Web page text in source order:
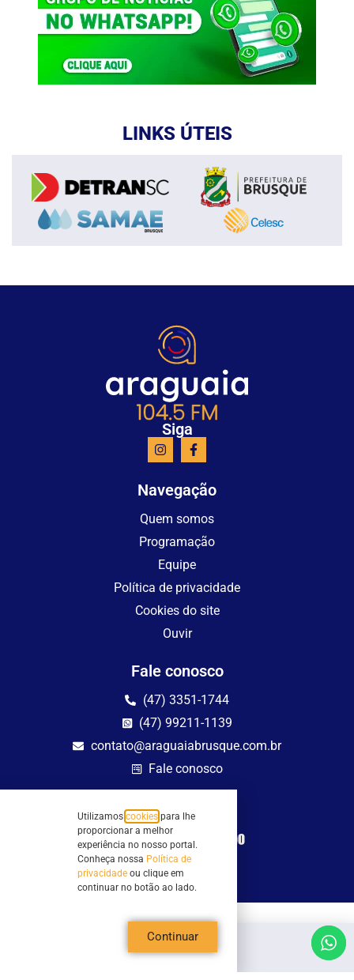
LINKS ÚTEIS
Siga
Navegação
Quem somos
Programação
Equipe
Política de privacidade
Cookies do site
Ouvir
Fale conosco
(47) 3351-1744
(47) 99211-1139
contato@araguaiabrusque.com.br
Fale conosco
Site seguro
Todos os direitos reservados - Sociedade Rádio Araguaia de Brusque Ltda -
CNPJ 82.983.230/0001-82
Mathilde Hoffmann, 66 - Centro II, Brusque, SC - 88353-120 - Centro Comercial
Utilizamos cookies para lhe
proporcionar a melhor
experiência no nosso portal.
Conheça nossa Política de
privacidade ou clique em
continuar no botão ao lado.
Continuar